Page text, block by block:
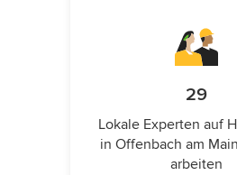
29
Lokale Experten auf
in Offenbach am
arbeiten